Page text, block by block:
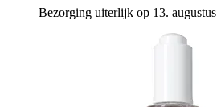
Bezorging uiterlijk op 13. augustus